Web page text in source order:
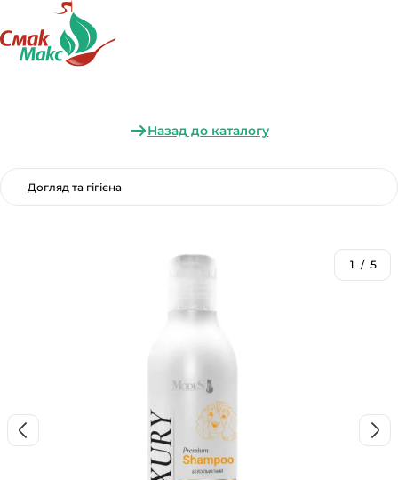
Назад до каталогу
Догляд та гігієна
1 / 5